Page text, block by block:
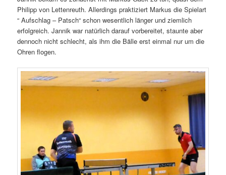
Philipp von Lettenreuth. Allerdings praktiziert Markus die Spielart
“ Aufschlag – Patsch“ schon wesentlich länger und ziemlich
erfolgreich. Jannik war natürlich darauf vorbereitet, staunte aber
dennoch nicht schlecht, als ihm die Bälle erst einmal nur um die
Ohren flogen.